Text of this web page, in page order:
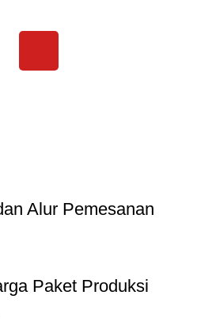
Alur Pemesanan
Paket Produksi